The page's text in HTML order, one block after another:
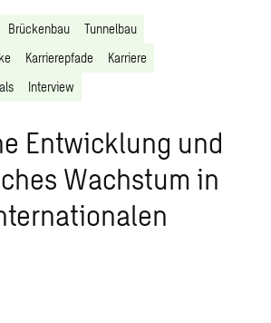
Brückenbau
Tunnelbau
Karrierepfade
Karriere
Interview
Entwicklung und
Wachstum in